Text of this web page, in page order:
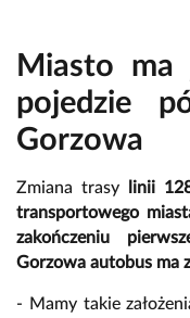
Miasto
pojedzie
Gorzowa
Zmiana trasy linii
transportowego
zakończeniu
Gorzowa autobus ma
- Mamy takie